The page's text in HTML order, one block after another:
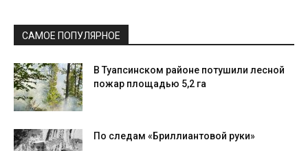
САМОЕ ПОПУЛЯРНОЕ
В Туапсинском районе потушили лесной
пожар площадью 5,2 га
По следам «Бриллиантовой руки»